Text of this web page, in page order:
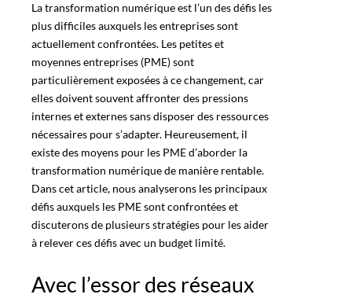
Latransformation numériqueest l’un des défis les
plus difficiles auxquels les entreprises sont
actuellement confrontées. Les petites et
moyennes entreprises (PME) sont
particulièrement exposées à ce changement, car
elles doivent souvent affronter des pressions
internes et externes sans disposer des ressources
nécessaires pour s’adapter. Heureusement, il
existe des moyens pour les PME d’aborder la
transformation numériquede manière rentable.
Dans cet article, nous analyserons les principaux
défis auxquels les PME sont confrontées et
discuterons de plusieurs stratégies pour les aider
à relever ces défis avec un budget limité.
Avec l’essor des réseaux